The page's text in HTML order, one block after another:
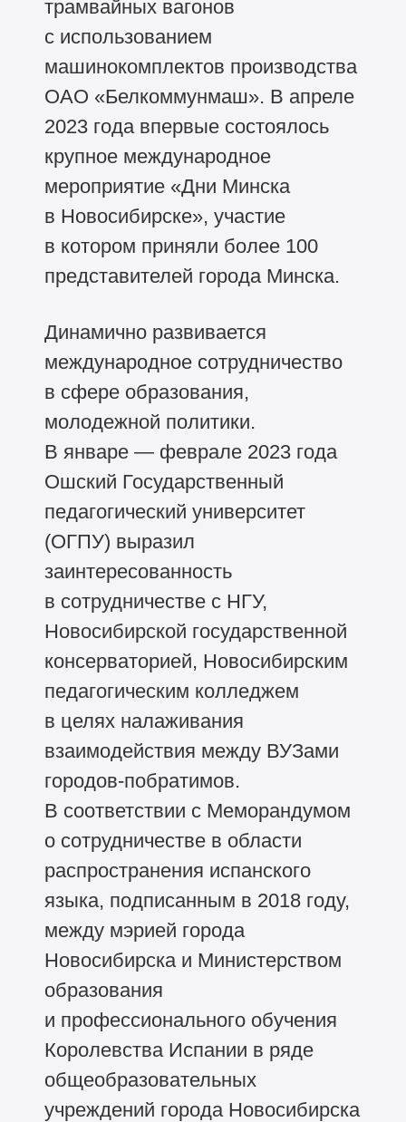
трамвайных вагонов
с использованием
машинокомплектов производства
ОАО «Белкоммунмаш». В апреле
2023 года впервые состоялось
крупное международное
мероприятие «Дни Минска
в Новосибирске», участие
в котором приняли более 100
представителей города Минска.
Динамично развивается
международное сотрудничество
в сфере образования,
молодежной политики.
В январе — феврале 2023 года
Ошский Государственный
педагогический университет
(ОГПУ) выразил
заинтересованность
в сотрудничестве с НГУ,
Новосибирской государственной
консерваторией, Новосибирским
педагогическим колледжем
в целях налаживания
взаимодействия между ВУЗами
городов-побратимов.
В соответствии с Меморандумом
о сотрудничестве в области
распространения испанского
языка, подписанным в 2018 году,
между мэрией города
Новосибирска и Министерством
образования
и профессионального обучения
Королевства Испании в ряде
общеобразовательных
учреждений города Новосибирска